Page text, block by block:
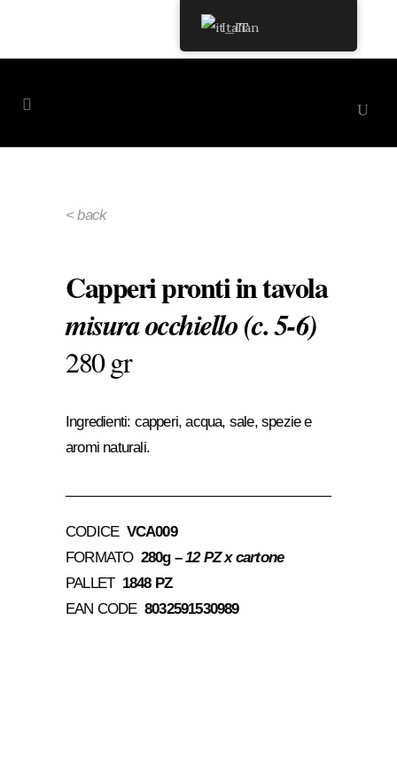
< back
Capperi pronti in tavola
misura occhiello (c. 5-6)
280 gr
Ingredienti: capperi, acqua, sale, spezie e
aromi naturali.
CODICE VCA009
FORMATO 280g –12 PZ x cartone
PALLET1848 PZ
EAN CODE 8032591530989
Italian